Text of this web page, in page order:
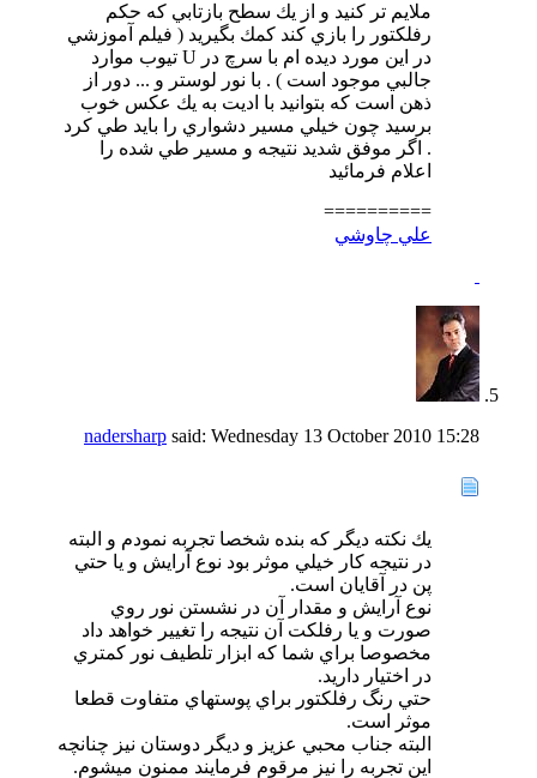
ملايم تر كنيد و از يك سطح بازتابي كه حكم
رفلكتور را بازي كند كمك بگيريد ( فيلم آموزشي
در اين مورد ديده ام با سرچ در U تيوب موارد
جالبي موجود است ) . با نور لوستر و ... دور از
ذهن است كه بتوانيد با اديت به يك عكس خوب
برسيد چون خيلي مسير دشواري را بايد طي كرد
. اگر موفق شديد نتيجه و مسير طي شده را
اعلام فرمائيد
==========
علي چاوشي
nadersharp said: Wednesday 13 October 2010 15:28
يك نكته ديگر كه بنده شخصا تجربه نمودم و البته
در نتيجه كار خيلي موثر بود نوع آرايش و يا حتي
پن در آقايان است.
نوع آرايش و مقدار آن در نشستن نور روي
صورت و يا رفلكت آن نتيجه را تغيير خواهد داد
مخصوصا براي شما كه ابزار تلطيف نور كمتري
در اختيار داريد.
حتي رنگ رفلكتور براي پوستهاي متفاوت قطعا
موثر است.
البته جناب محبي عزيز و ديگر دوستان نيز چنانچه
اين تجربه را نيز مرقوم فرمايند ممنون ميشوم.